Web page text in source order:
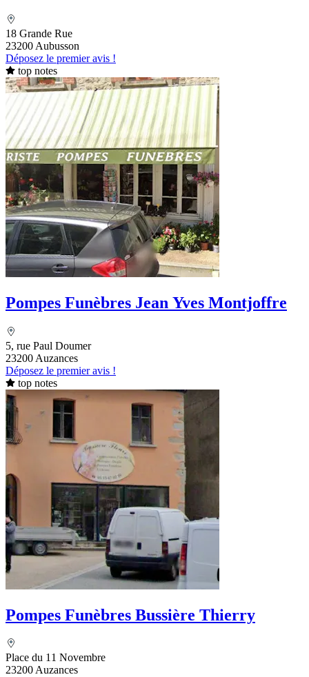
18 Grande Rue
23200 Aubusson
Déposez le premier avis !
top notes
Pompes Funèbres Jean Yves Montjoffre
5, rue Paul Doumer
23200 Auzances
Déposez le premier avis !
top notes
Pompes Funèbres Bussière Thierry
Place du 11 Novembre
23200 Auzances